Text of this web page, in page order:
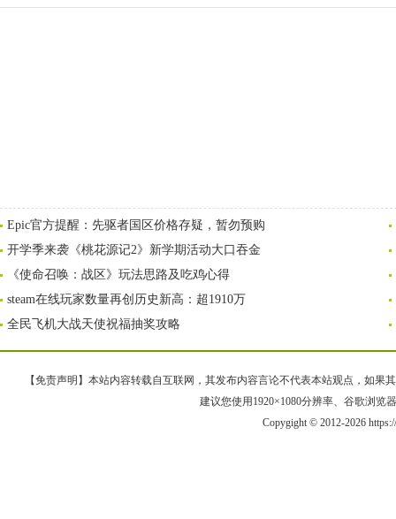
Epic官方提醒：先驱者国区价格存疑，暂勿预购
开学季来袭《桃花源记2》新学期活动大口吞金
《使命召唤：战区》玩法思路及吃鸡心得
steam在线玩家数量再创历史新高：超1910万
全民飞机大战天使祝福抽奖攻略
【免责声明】本站内容转载自互联网，其发布内容言论不代表本站观点，如果
建议您使用1920×1080分辨率、谷歌浏览
Copygight © 2012-2026